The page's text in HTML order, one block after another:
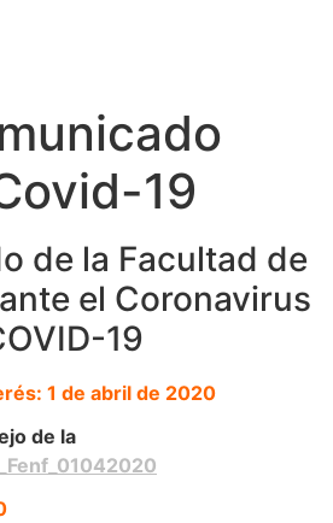
19
de la Facultad de
el Coronavirus
19
1 de abril de 2020
de la